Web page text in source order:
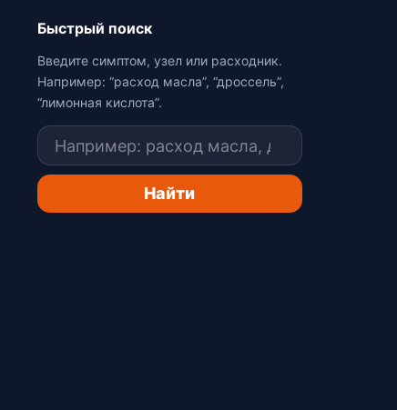
Быстрый поиск
Введите симптом, узел или расходник.
Например: “расход масла”, “дроссель”,
“лимонная кислота”.
Поиск
Найти